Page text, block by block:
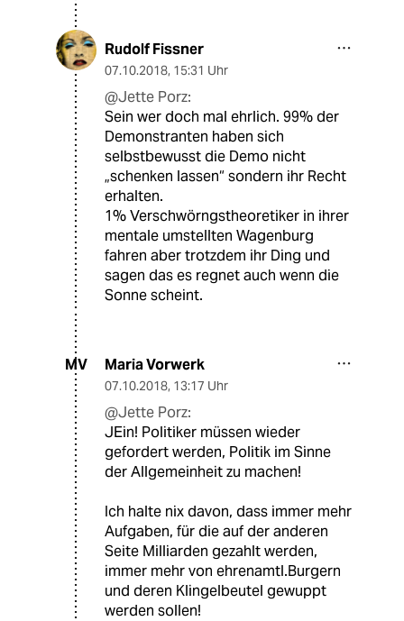
Rudolf Fissner
07.10.2018, 15:31 Uhr
@Jette Porz:
Sein wer doch mal ehrlich. 99% der
Demonstranten haben sich
selbstbewusst die Demo nicht
„schenken lassen“ sondern ihr Recht
erhalten.
1% Verschwörngstheoretiker in ihrer
mentale umstellten Wagenburg
fahren aber trotzdem ihr Ding und
sagen das es regnet auch wenn die
Sonne scheint.
MV Maria Vorwerk
07.10.2018, 13:17 Uhr
@Jette Porz:
JEin! Politiker müssen wieder
gefordert werden, Politik im Sinne
der Allgemeinheit zu machen!
Ich halte nix davon, dass immer mehr
Aufgaben, für die auf der anderen
Seite Milliarden gezahlt werden,
immer mehr von ehrenamtl.Burgern
und deren Klingelbeutel gewuppt
werden sollen!